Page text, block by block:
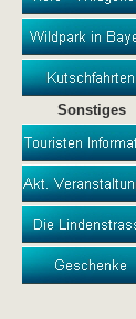
Sonstiges